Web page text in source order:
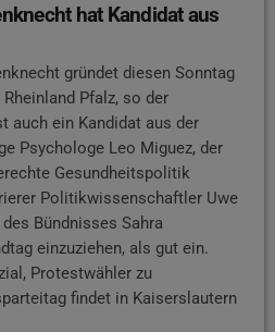
hat Kandidat aus
gründet diesen Sonntag
Pfalz, so der
auch ein Kandidat aus der
Psychologe Leo Miguez, der
Gesundheitspolitik
Politikwissenschaftler Uwe
Bündnisses Sahra
einzuziehen, als gut ein.
Protestwähler zu
findet in Kaiserslautern